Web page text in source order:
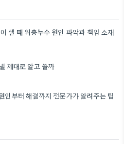
샐 때 위층누수 원인 파악과 책임 소재
제대로 알고 쓸까
인부터 해결까지 전문가가 알려주는 팁